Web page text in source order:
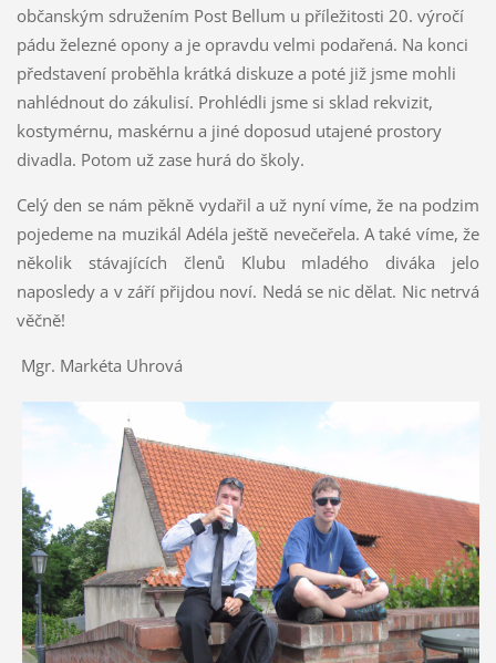
občanským sdružením Post Bellum u příležitosti 20. výročí
pádu železné opony a je opravdu velmi podařená. Na konci
představení proběhla krátká diskuze a poté již jsme mohli
nahlédnout do zákulisí. Prohlédli jsme si sklad rekvizit,
kostymérnu, maskérnu a jiné doposud utajené prostory
divadla. Potom už zase hurá do školy.
Celý den se nám pěkně vydařil a už nyní víme, že na podzim
pojedeme na muzikál Adéla ještě nevečeřela. A také víme, že
několik stávajících členů Klubu mladého diváka jelo
naposledy a v září přijdou noví. Nedá se nic dělat. Nic netrvá
věčně!
Mgr. Markéta Uhrová